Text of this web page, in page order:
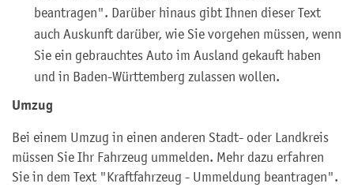
beantragen". Darüber hinaus gibt Ihnen dieser Text
auch Auskunft darüber, wie Sie vorgehen müssen, wenn
Sie ein gebrauchtes Auto im Ausland gekauft haben
und in Baden-Württemberg zulassen wollen.
Umzug
Bei einem Umzug in einen anderen Stadt- oder Landkreis
müssen Sie Ihr Fahrzeug ummelden. Mehr dazu erfahren
Sie in dem Text "Kraftfahrzeug - Ummeldung beantragen".